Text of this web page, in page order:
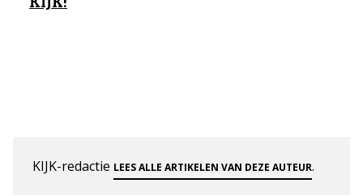
KIJK-redactie LEES ALLE ARTIKELEN VAN DEZE AUTEUR.